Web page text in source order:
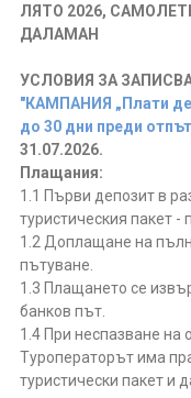
ЛЯТО 2026,
ДАЛАМАН
УСЛОВИЯ ЗА
"КАМПАНИЯ „Плати
до 30 дни преди
31.07.2026.
Плащания:
1.1 Първи депозит в
туристическия пакет -
1.2 Доплащане на
пътуване.
1.3 Плащането се
банков път.
1.4 При неспазване на
Туроператорът има
туристически пакет и